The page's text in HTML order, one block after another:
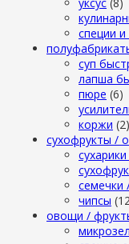
специи
суп
лапша
пюре (6)
коржи (2)
сухофрукты /
семечки
чипсы
овощи /